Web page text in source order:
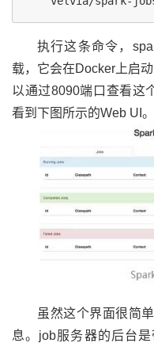
执行这条命令，
载，它会在Docker上启
以通过8090端口查看这
看到下图所示的Web UI。
虽然这个界面很简
息。job服务器的后台